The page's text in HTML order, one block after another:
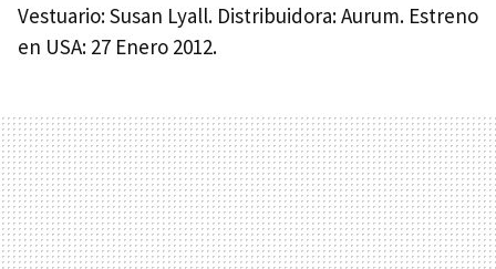
Vestuario: Susan Lyall. Distribuidora: Aurum. Estreno
en USA: 27 Enero 2012.